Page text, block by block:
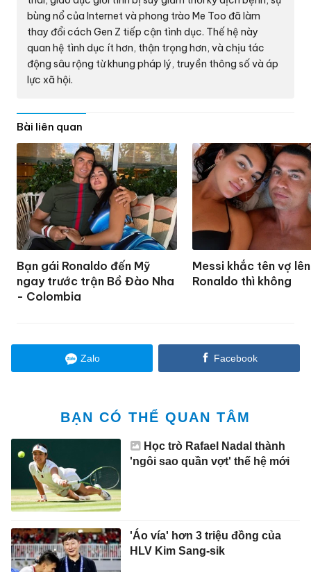
bùng nổ của Internet và phong trào Me Too đã làm
thay đổi cách Gen Z tiếp cận tình dục. Thế hệ này
quan hệ tình dục ít hơn, thận trọng hơn, và chịu tác
động sâu rộng từ khung pháp lý, truyền thông số và áp
lực xã hội.
Bài liên quan
Bạn gái Ronaldo đến Mỹ
ngay trước trận Bồ Đào Nha
- Colombia
Messi khắc tên vợ
Ronaldo thì không
Zalo Facebook
BẠN CÓ THỂ QUAN TÂM
Học trò Rafael Nadal thành
'ngôi sao quần vợt' thế hệ mới
'Áo vía' hơn 3 triệu đồng của
HLV Kim Sang-sik